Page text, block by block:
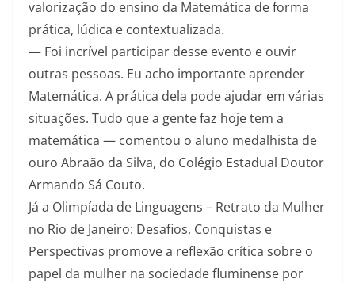
valorização do ensino da Matemática de forma
prática, lúdica e contextualizada.
— Foi incrível participar desse evento e ouvir
outras pessoas. Eu acho importante aprender
Matemática. A prática dela pode ajudar em várias
situações. Tudo que a gente faz hoje tem a
matemática — comentou o aluno medalhista de
ouro Abraão da Silva, do Colégio Estadual Doutor
Armando Sá Couto.
Já a Olimpíada de Linguagens – Retrato da Mulher
no Rio de Janeiro: Desafios, Conquistas e
Perspectivas promove a reflexão crítica sobre o
papel da mulher na sociedade fluminense por